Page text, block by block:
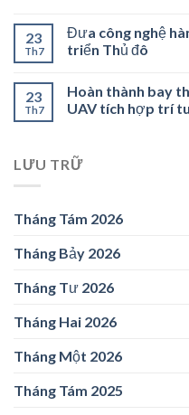
23
Th7
Đưa công nghệ
triển Thủ đô
23
Th7
Hoàn thành bay
UAV tích hợp trí
LƯU TRỮ
Tháng Tám 2026
Tháng Bảy 2026
Tháng Tư 2026
Tháng Hai 2026
Tháng Một 2026
Tháng Tám 2025